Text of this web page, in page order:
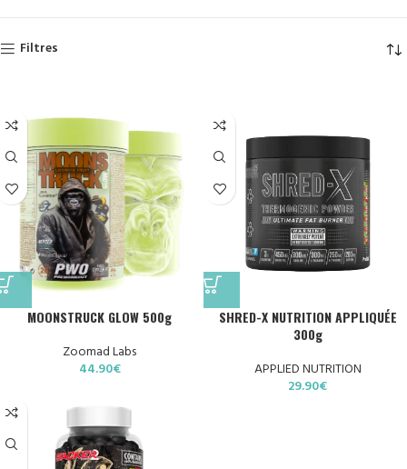
Filtres
MOONSTRUCK GLOW 500g
Zoomad Labs
44.90€
SHRED-X NUTRITION APPLIQUÉE
300g
APPLIED NUTRITION
29.90€